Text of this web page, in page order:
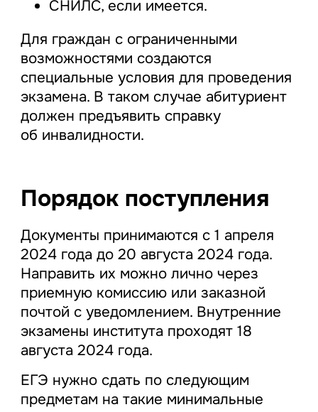
СНИЛС, если имеется.
Для граждан с ограниченными
возможностями создаются
специальные условия для проведения
экзамена. В таком случае абитуриент
должен предъявить справку
об инвалидности.
Порядок поступления
Документы принимаются с 1 апреля
2024 года до 20 августа 2024 года.
Направить их можно лично через
приемную комиссию или заказной
почтой с уведомлением. Внутренние
экзамены института проходят 18
августа 2024 года.
ЕГЭ нужно сдать по следующим
предметам на такие минимальные